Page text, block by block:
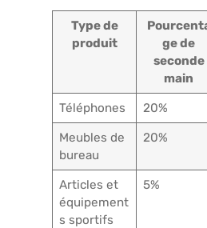
Type de
produit
ge de
seconde
main
Téléphones 20%
Meubles de
bureau
20%
Articles et
équipement
s sportifs
5%